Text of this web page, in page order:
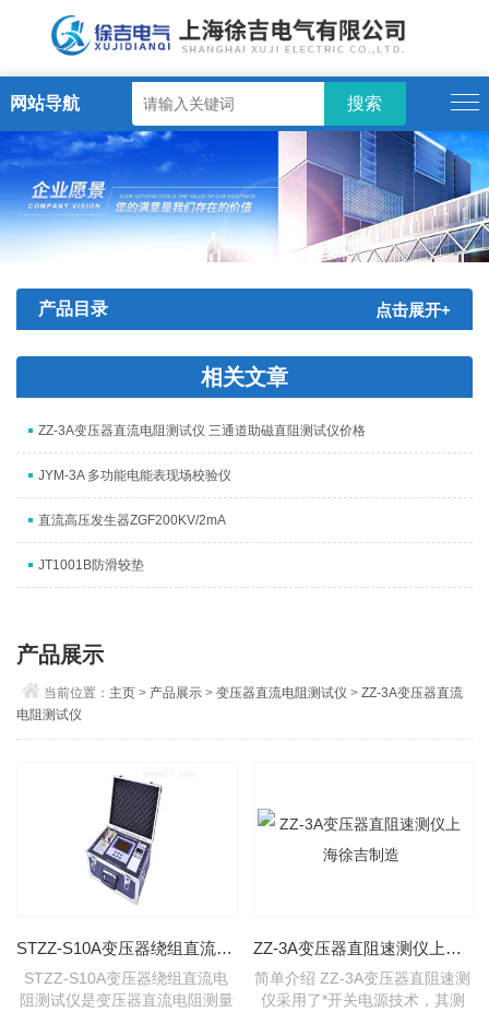
网站导航
产品目录 点击展开+
相关文章
ZZ-3A变压器直流电阻测试仪 三通道助磁直阻测试仪价格
JYM-3A 多功能电能表现场校验仪
直流高压发生器ZGF200KV/2mA
JT1001B防滑较垫
产品展示
当前位置： 主页 > 产品展示 >变压器直流电阻测试仪 >ZZ-3A变压器直流
电阻测试仪
STZZ-S10A变压器绕组直流电阻测试仪
STZZ-S10A变压器绕组直流电
阻测试仪是变压器直流电阻测量
ZZ-3A变压器直阻速测仪上海徐吉制造
简单介绍 ZZ-3A变压器直阻速测
仪采用了*开关电源技术，其测